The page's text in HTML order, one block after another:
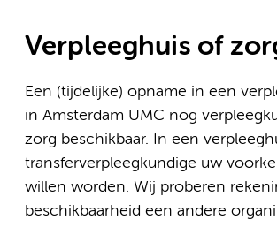
Verpleeghuis of
Een (tijdelijke) opname in een
in Amsterdam UMC nog
zorg beschikbaar. In een
transferverpleegkundige uw
willen worden. Wij proberen
beschikbaarheid een andere